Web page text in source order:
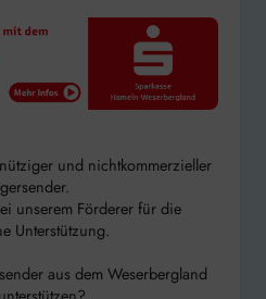
und nichtkommerzieller
unserem Förderer für die
Unterstützung.
aus dem Weserbergland